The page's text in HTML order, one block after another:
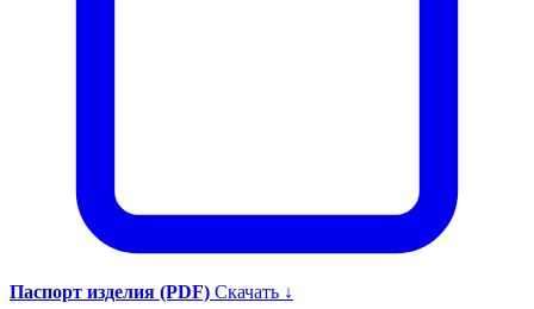
Паспорт изделия (PDF) Скачать ↓